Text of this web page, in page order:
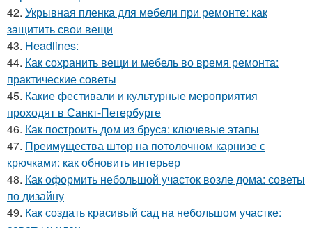
42. Укрывная пленка для мебели при ремонте: как
защитить свои вещи
43. Headlines:
44. Как сохранить вещи и мебель во время ремонта:
практические советы
45. Какие фестивали и культурные мероприятия
проходят в Санкт-Петербурге
46. Как построить дом из бруса: ключевые этапы
47. Преимущества штор на потолочном карнизе с
крючками: как обновить интерьер
48. Как оформить небольшой участок возле дома: советы
по дизайну
49. Как создать красивый сад на небольшом участке: